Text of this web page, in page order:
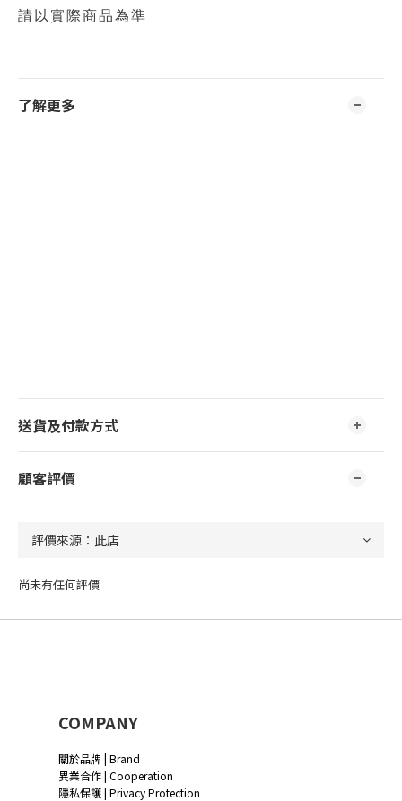
請以實際商品為準
了解更多
送貨及付款方式
顧客評價
尚未有任何評價
COMPANY
關於品牌 | Brand
異業合作 | Cooperation
隱私保護 | Privacy Protection